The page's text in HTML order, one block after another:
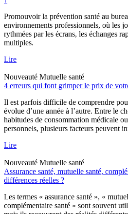
Promouvoir la prévention santé au
environnements professionnels, où les
rythmées par les écrans, les échanges
multiples.
Lire
Nouveauté Mutuelle santé
4 erreurs qui font grimper le prix de
Il est parfois difficile de comprendre
évolue d’une année à l’autre. Entre le
habitudes de consommation médicale
personnels, plusieurs facteurs peuvent
Lire
Nouveauté Mutuelle santé
Assurance santé, mutuelle santé,
différences réelles ?
Les termes « assurance santé », «
complémentaire santé » sont souvent